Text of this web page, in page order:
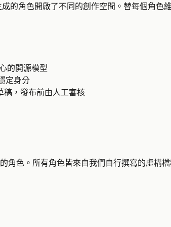
角色開啟了不同的創作空間。替每個角色
的開源模型
定身分
稿，發布前由人工審核
角色。所有角色皆來自我們自行撰寫的虛構